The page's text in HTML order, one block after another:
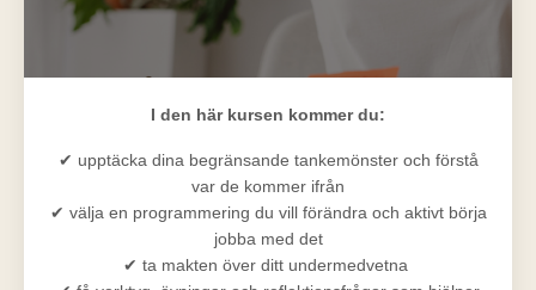
I den här kursen kommer du:
✔ upptäcka dina begränsande tankemönster och förstå
var de kommer ifrån
✔ välja en programmering du vill förändra och aktivt börja
jobba med det
✔ ta makten över ditt undermedvetna